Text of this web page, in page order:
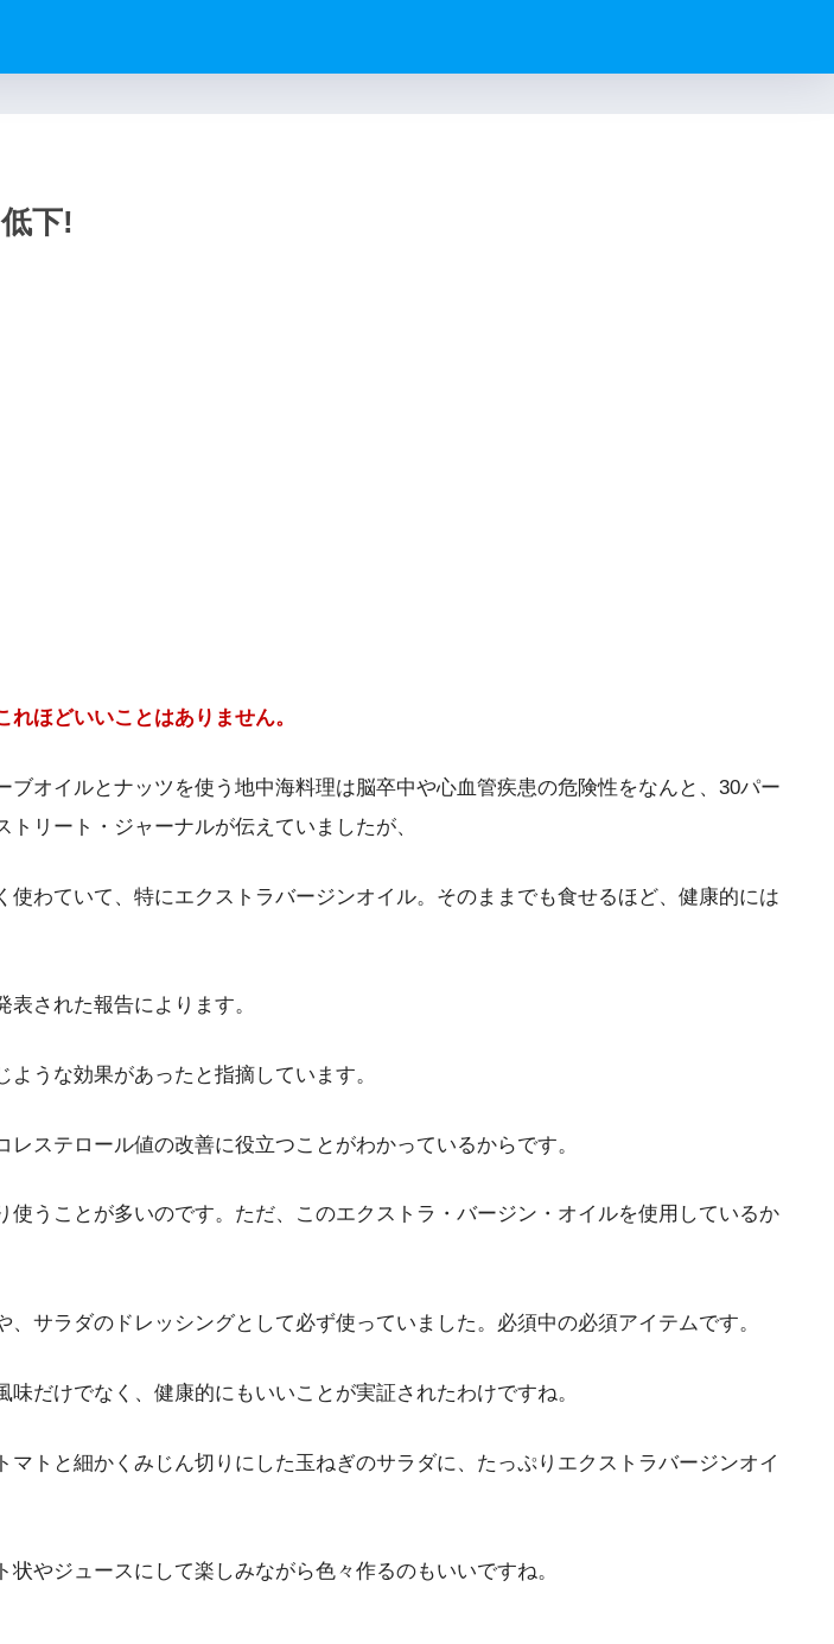
下!
れほどいいことはありません。
ブオイルとナッツを使う 地中海料理は脳卒中や心血管疾患の危険性をなんと、30パー
リート・ジャーナルが伝えていましたが、
使わていて、特にエクストラバージンオイル。そのままでも食せるほど、健康的には
された報告によります。
うな効果があったと指摘しています。
ステロール値の改善に役立つことがわかっているからです。
うことが多いのです。ただ、このエクストラ・バージン・オイルを使用しているか
サラダのドレッシングとして必ず使っていました。必須中の必須アイテムです。
だけでなく、健康的にもいいことが実証されたわけですね。
トと細かくみじん切りにした玉ねぎのサラダに、たっぷりエクストラバージンオイ
やジュースにして楽しみながら色々作るのもいいですね。